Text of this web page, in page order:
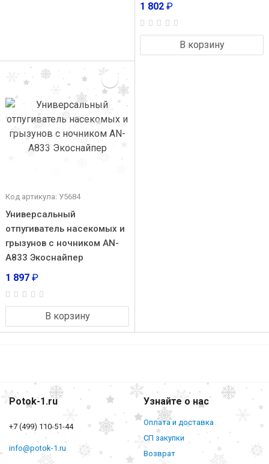
1 802 ₽
В корзину
Код артикула: У5684
Универсальный
отпугиватель насекомых и
грызунов с ночником AN-
A833 Экоснайпер
1 897 ₽
В корзину
Potok-1.ru
+7 (499) 110-51-44
info@potok-1.ru
Узнайте о нас
Оплата и доставка
СП закупки
Возврат